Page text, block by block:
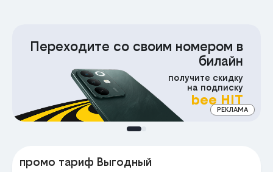
Скидка 200₽
на любой тариф
Промокод MOBIDEAL
промо тариф Выгодный